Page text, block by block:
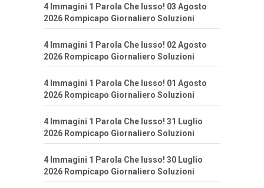
4 Immagini 1 Parola Che lusso! 03 Agosto
2026 Rompicapo Giornaliero Soluzioni
4 Immagini 1 Parola Che lusso! 02 Agosto
2026 Rompicapo Giornaliero Soluzioni
4 Immagini 1 Parola Che lusso! 01 Agosto
2026 Rompicapo Giornaliero Soluzioni
4 Immagini 1 Parola Che lusso! 31 Luglio
2026 Rompicapo Giornaliero Soluzioni
4 Immagini 1 Parola Che lusso! 30 Luglio
2026 Rompicapo Giornaliero Soluzioni